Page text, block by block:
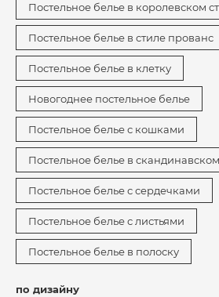
Постельное белье в королевском
Постельное белье в стиле прованс
Постельное белье в клетку
Новогоднее постельное белье
Постельное белье с кошками
Постельное белье в
Постельное белье с сердечками
Постельное белье с листьями
Постельное белье в полоску
по дизайну